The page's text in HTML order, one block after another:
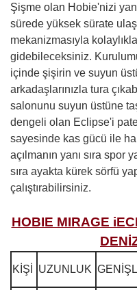
Şişme olan Hobie'nizi
sürede yüksek sürate
mekanizmasıyla
gidebileceksiniz.
içinde şişirin ve suyun
arkadaşlarınızla tura
salonunu suyun üstüne
dengeli olan Eclipse'i
sayesinde kas gücü ile
açılmanın yanı sıra spor
sıra ayakta kürek sörfü
çalıştırabilirsiniz.
HOBIE MIRAGE
KİŞİ UZUNLUK